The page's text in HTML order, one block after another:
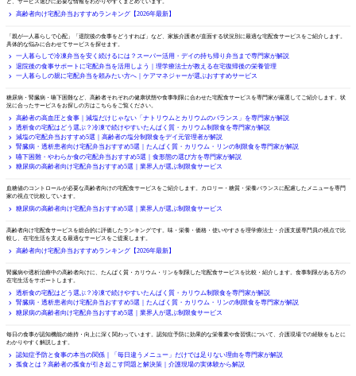
ど、サービス選びに必要な情報をわかりやすくまとめています。
高齢者向け宅配弁当おすすめランキング【2026年最新】
「親が一人暮らしで心配」「退院後の食事をどうすれば」など、家族介護者が直面する状況別に最適な宅配食サービスをご紹介します。
具体的な悩みに合わせてサービスを探せます。
一人暮らしで冷凍弁当を安く続けるには？スーパー活用・デイの持ち帰り弁当まで専門家が解説
退院後の食事サポートに宅配弁当を活用しよう｜理学療法士が教える在宅復帰後の栄養管理
一人暮らしの親に宅配弁当を頼みたい方へ｜ケアマネジャーが選ぶおすすめサービス
糖尿病・腎臓病・嚥下困難など、高齢者それぞれの健康状態や食事制限に合わせた宅配食サービスを専門家が厳選してご紹介します。状
況に合ったサービスをお探しの方はこちらをご覧ください。
高齢者の高血圧と食事｜減塩だけじゃない「ナトリウムとカリウムのバランス」を専門家が解説
透析食の宅配はどう選ぶ？冷凍で続けやすいたんぱく質・カリウム制限食を専門家が解説
減塩の宅配弁当おすすめ5選｜高齢者の塩分制限食をデイ元管理者が解説
腎臓病・透析患者向け宅配弁当おすすめ5選｜たんぱく質・カリウム・リンの制限食を専門家が解説
嚥下困難・やわらか食の宅配弁当おすすめ5選｜食形態の選び方を専門家が解説
糖尿病の高齢者向け宅配弁当おすすめ5選｜業界人が選ぶ制限食サービス
血糖値のコントロールが必要な高齢者向けの宅配食サービスをご紹介します。カロリー・糖質・栄養バランスに配慮したメニューを専門
家の視点で比較しています。
糖尿病の高齢者向け宅配弁当おすすめ5選｜業界人が選ぶ制限食サービス
高齢者向け宅配食サービスを総合的に評価したランキングです。味・栄養・価格・使いやすさを理学療法士・介護支援専門員の視点で比
較し、在宅生活を支える最適なサービスをご提案します。
高齢者向け宅配弁当おすすめランキング【2026年最新】
腎臓病や透析治療中の高齢者向けに、たんぱく質・カリウム・リンを制限した宅配食サービスを比較・紹介します。食事制限がある方の
在宅生活をサポートします。
透析食の宅配はどう選ぶ？冷凍で続けやすいたんぱく質・カリウム制限食を専門家が解説
腎臓病・透析患者向け宅配弁当おすすめ5選｜たんぱく質・カリウム・リンの制限食を専門家が解説
糖尿病の高齢者向け宅配弁当おすすめ5選｜業界人が選ぶ制限食サービス
毎日の食事が認知機能の維持・向上に深く関わっています。認知症予防に効果的な栄養素や食習慣について、介護現場での経験をもとに
わかりやすく解説します。
認知症予防と食事の本当の関係｜「毎日違うメニュー」だけでは足りない理由を専門家が解説
孤食とは？高齢者の孤食が引き起こす問題と解決策｜介護現場の実体験から解説